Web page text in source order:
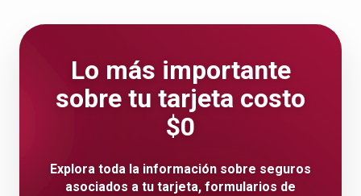
Lo más importante
sobre tu tarjeta costo
$0
Explora toda la información sobre seguros
asociados a tu tarjeta, formularios de